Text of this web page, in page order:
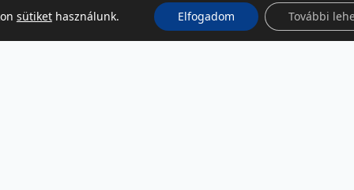
sütikethasználunk. Elfogadom További